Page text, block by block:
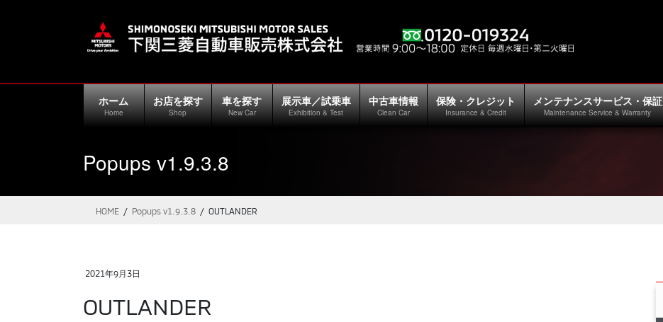
ホーム
Home
お店を探す
Shop
車を探す
New Car
展示車／試乗車
Exhibition & Test
中古車情報
Clean Car
保険・クレジット
Insurance & Credit
メンテナンスサービス・保証
Maintenance Service & Warranty
Popups v1.9.3.8
HOME Popups v1.9.3.8 OUTLANDER
2021年9月3日
OUTLANDER